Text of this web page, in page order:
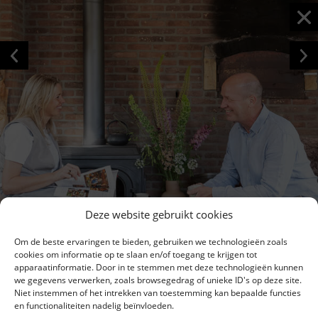
Deze website gebruikt cookies
Om de beste ervaringen te bieden, gebruiken we technologieën zoals
cookies om informatie op te slaan en/of toegang te krijgen tot
apparaatinformatie. Door in te stemmen met deze technologieën kunnen
we gegevens verwerken, zoals browsegedrag of unieke ID's op deze site.
Niet instemmen of het intrekken van toestemming kan bepaalde functies
en functionaliteiten nadelig beïnvloeden.